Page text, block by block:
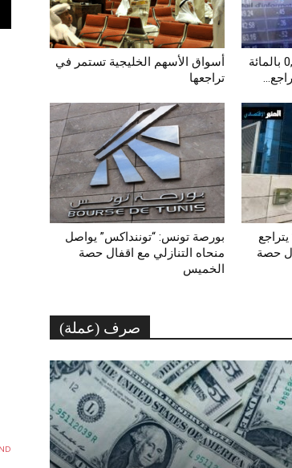
أسواق الأسهم الخليجية تستمر في
تراجعها‎
توننداكس يرتفع بنسبة 0,67 بالمائة
بورصة تونس: “توننداكس” يواصل
منحاه التنازلي مع اقفال حصة
الخميس
حصة
صرف (عملة)